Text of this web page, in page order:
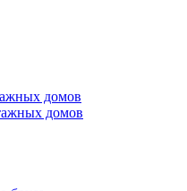
домов
домов